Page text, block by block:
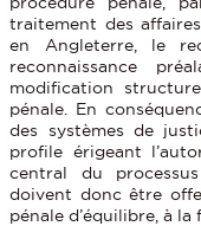
traitement des
en Angleterre, le
reconnaissance
modification
pénale. En
des systèmes de
profile érigeant
central du
doivent donc être
pénale d’équilibre, à